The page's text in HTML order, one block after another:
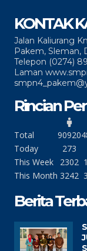
KONTAK
Jalan Kaliurang
Pakem, Sleman,
Telepon (0274)
Laman
Rincian
Total 90920
Today
273
This Week
2302
This Month 3242
Berita